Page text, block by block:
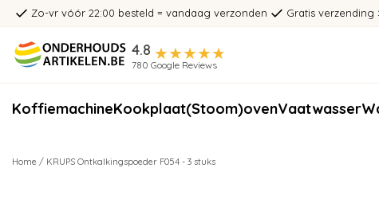
Zo-vr vóór 22:00 besteld = vandaag verzonden Gratis verzending
4.8
780 Google Reviews
KoffiemachineKookplaat(Stoom)ovenVaatwasser
Home / KRUPS Ontkalkingspoeder F054 - 3 stuks